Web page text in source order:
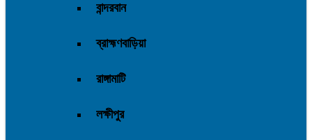
বান্দরবান
ব্রাহ্মণবাড়িয়া
রাঙ্গামাটি
লক্ষীপুর